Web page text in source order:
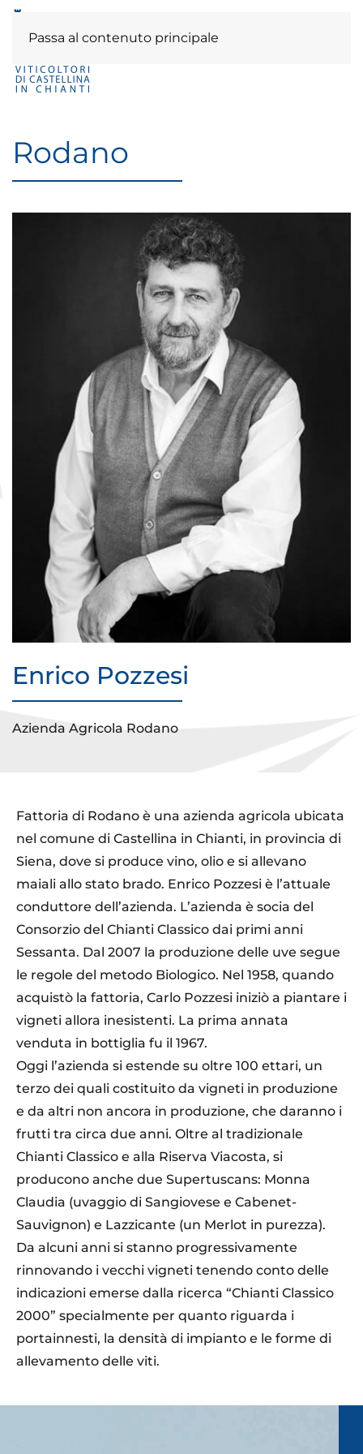
Passa al contenuto principale
Rodano
Enrico Pozzesi
Azienda Agricola Rodano
Fattoria di Rodano è una azienda agricola ubicata
nel comune di Castellina in Chianti, in provincia di
Siena, dove si produce vino, olio e si allevano
maiali allo stato brado. Enrico Pozzesi è l’attuale
conduttore dell’azienda. L’azienda è socia del
Consorzio del Chianti Classico dai primi anni
Sessanta. Dal 2007 la produzione delle uve segue
le regole del metodo Biologico. Nel 1958, quando
acquistò la fattoria, Carlo Pozzesi iniziò a piantare i
vigneti allora inesistenti. La prima annata
venduta in bottiglia fu il 1967.
Oggi l’azienda si estende su oltre 100 ettari, un
terzo dei quali costituito da vigneti in produzione
e da altri non ancora in produzione, che daranno i
frutti tra circa due anni. Oltre al tradizionale
Chianti Classico e alla Riserva Viacosta, si
producono anche due Supertuscans: Monna
Claudia (uvaggio di Sangiovese e Cabenet-
Sauvignon) e Lazzicante (un Merlot in purezza).
Da alcuni anni si stanno progressivamente
rinnovando i vecchi vigneti tenendo conto delle
indicazioni emerse dalla ricerca “Chianti Classico
2000” specialmente per quanto riguarda i
portainnesti, la densità di impianto e le forme di
allevamento delle viti.